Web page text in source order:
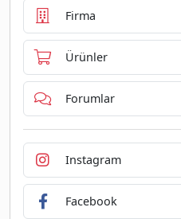
Firma
Ürünler
Forumlar
Instagram
Facebook